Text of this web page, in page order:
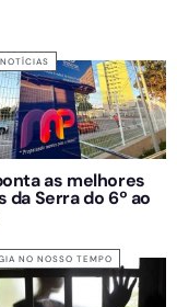
as melhores
da Serra do 6º ao
NO NOSSO TEMPO